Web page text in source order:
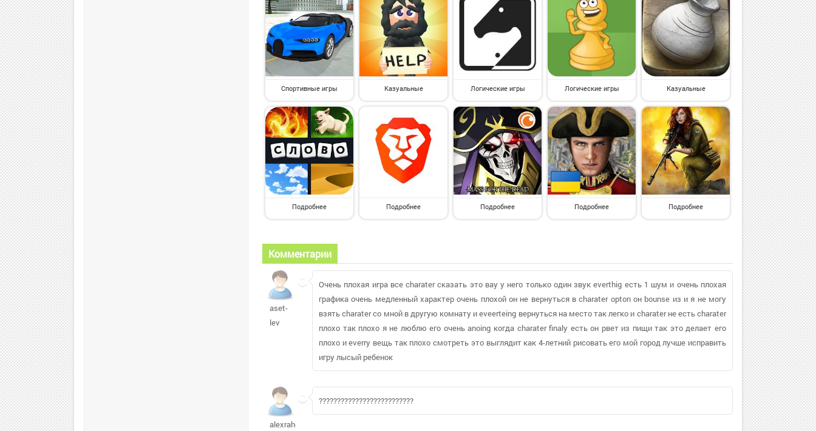
Спортивные игры Казуальные Логические игры Логические игры Казуальные
Подробнее Подробнее Подробнее Подробнее Подробнее
Комментарии
aset-
lev
Очень плохая игра все charater сказать это вау у него только один звук everthig есть 1 шум и очень плохая
графика очень медленный характер очень плохой он не вернуться в charater opton он bounse из и я не могу
взять charater со мной в другую комнату и eveerteing вернуться на место так легко и charater не есть charater
плохо так плохо я не люблю его очень anoing когда charater finaly есть он рвет из пищи так это делает его
плохо и everry вещь так плохо смотреть это выглядит как 4-летний рисовать его мой город лучше исправить
игру лысый ребенок
alexraher
??????????????????????????